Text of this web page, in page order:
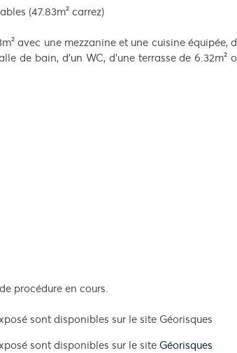
(47.83m² carrez)
avec une mezzanine et une cuisine équipée,
de bain, d'un WC, d'une terrasse de 6.32m²
procédure en cours.
sont disponibles sur le site Géorisques
sont disponibles sur le site Géorisques